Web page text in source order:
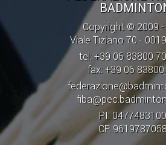
Copyright © 2009
Viale Tiziano 70 -
tel: +39 06 83800
fax: +39 06
PI:
CF:
SCHEDE ATLETI
PROMOZIONE
NUOVI GIOCHI
PROGETTO
TROFEO CONI
ENTI DI